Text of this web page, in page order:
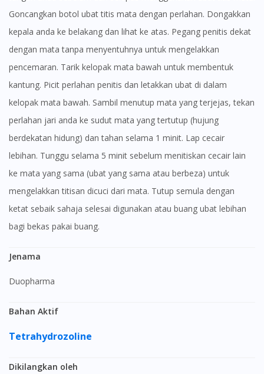
Goncangkan botol ubat titis mata dengan perlahan. Dongakkan
kepala anda ke belakang dan lihat ke atas. Pegang penitis dekat
dengan mata tanpa menyentuhnya untuk mengelakkan
pencemaran. Tarik kelopak mata bawah untuk membentuk
kantung. Picit perlahan penitis dan letakkan ubat di dalam
kelopak mata bawah. Sambil menutup mata yang terjejas, tekan
perlahan jari anda ke sudut mata yang tertutup (hujung
berdekatan hidung) dan tahan selama 1 minit. Lap cecair
lebihan. Tunggu selama 5 minit sebelum menitiskan cecair lain
ke mata yang sama (ubat yang sama atau berbeza) untuk
mengelakkan titisan dicuci dari mata. Tutup semula dengan
ketat sebaik sahaja selesai digunakan atau buang ubat lebihan
bagi bekas pakai buang.
Jenama
Duopharma
Bahan Aktif
Tetrahydrozoline
Dikilangkan oleh